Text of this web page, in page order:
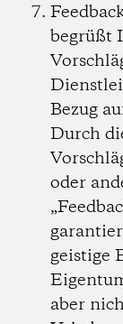
begrüßt
Bezug
Durch
oder
geistige
aber